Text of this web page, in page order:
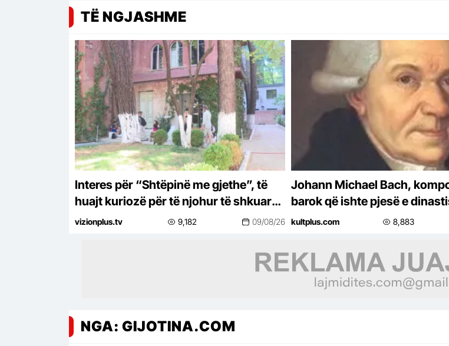
TË NGJASHME
Interes për “Shtëpinë me gjethe”, të
huajt kuriozë për të njohur të shkuarën
komuniste
vizionplus.tv 9,182 09/08/26
Johann Michael Bach,
barok që ishte pjesë e
famshme Bach
kultplus.com 8,883
NGA: GIJOTINA.COM